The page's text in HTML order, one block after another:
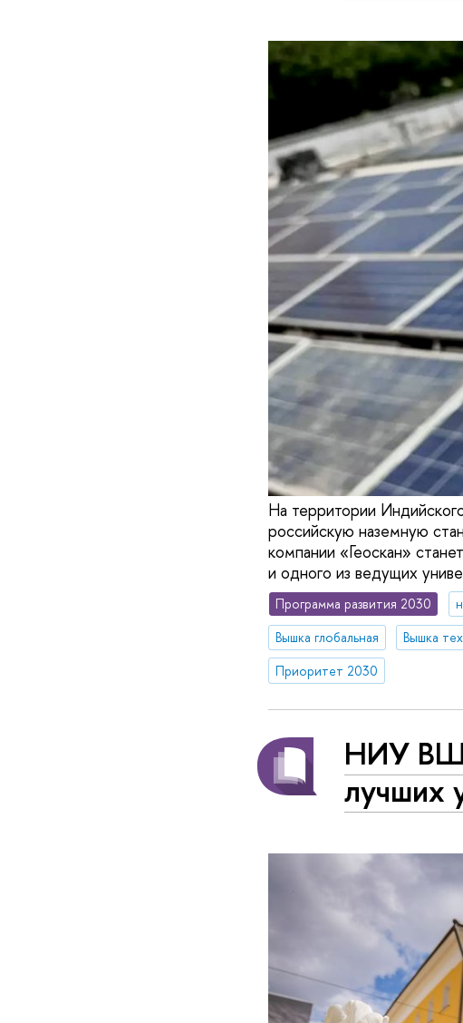
На территории
российскую наземную
компании «Геоскан»
и одного из ведущих
Программа развития 2030
Вышка глобальная
Вышка
Приоритет 2030
НИУ
лучших